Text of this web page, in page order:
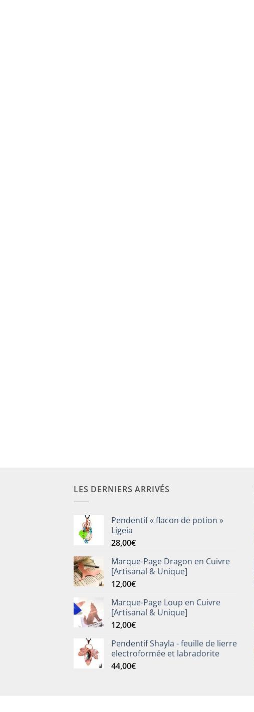
LES DERNIERS ARRIVÉS
Pendentif « flacon de potion »
Ligeia
28,00€
Marque-Page Dragon en Cuivre
[Artisanal & Unique]
12,00€
Marque-Page Loup en Cuivre
[Artisanal & Unique]
12,00€
Pendentif Shayla - feuille de lierre
electroformée et labradorite
44,00€